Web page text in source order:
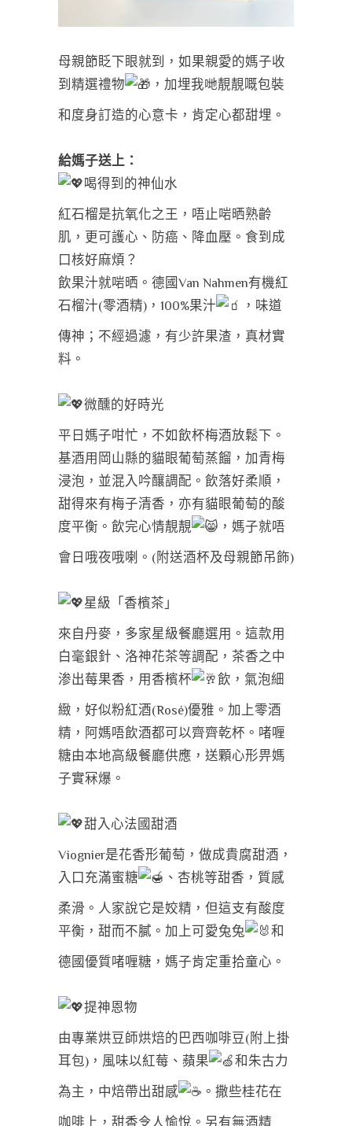
母親節眨下眼就到，如果親愛的媽子收
到精選禮物
，加埋我哋靚靚嘅包裝
和度身訂造的心意卡，肯定心都甜埋。
給媽子送上：
喝得到的神仙水
紅石榴是抗氧化之王，唔止啱晒熟齡
肌，更可護心、防癌、降血壓。食到成
口核好麻煩？
飲果汁就啱晒。德國Van Nahmen有機紅
石榴汁(零酒精)，100%果汁
，味道
傳神；不經過濾，有少許果渣，真材實
料。
微醺的好時光
平日媽子咁忙，不如飲杯梅酒放鬆下。
基酒用岡山縣的貓眼葡萄蒸餾，加青梅
浸泡，並混入吟釀調配。飲落好柔順，
甜得來有梅子清香，亦有貓眼葡萄的酸
度平衡。飲完心情靚靚
，媽子就唔
會日哦夜哦喇。(附送酒杯及母親節吊飾)
星級「香檳茶」
來自丹麥，多家星級餐廳選用。這款用
白毫銀針、洛神花茶等調配，茶香之中
渗出莓果香，用香檳杯
飲，氣泡細
緻，好似粉紅酒(Rosé)優雅。加上零酒
精，阿媽唔飲酒都可以齊齊乾杯。啫喱
糖由本地高級餐廳供應，送顆心形畀媽
子實冧爆。
甜入心法國甜酒
Viognier是花香形葡萄，做成貴腐甜酒，
入口充滿蜜糖
、杏桃等甜香，質感
柔滑。人家說它是姣精，但這支有酸度
平衡，甜而不膩。加上可愛兔兔
和
德國優質啫喱糖，媽子肯定重拾童心。
提神恩物
由專業烘豆師烘焙的巴西咖啡豆(附上掛
耳包)，風味以紅莓、蘋果
和朱古力
為主，中焙帶出甜感 。撒些桂花在
咖啡上，甜香令人愉悅。另有無酒精